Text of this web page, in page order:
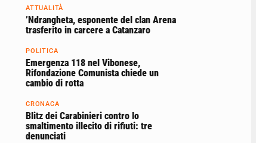
ATTUALITÀ
’Ndrangheta, esponente del clan Arena
trasferito in carcere a Catanzaro
POLITICA
Emergenza 118 nel Vibonese,
Rifondazione Comunista chiede un
cambio di rotta
CRONACA
Blitz dei Carabinieri contro lo
smaltimento illecito di rifiuti: tre
denunciati